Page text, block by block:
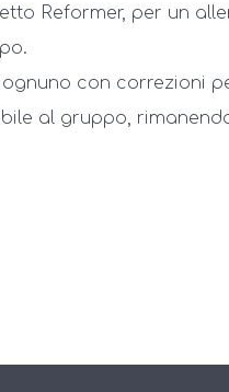
Reformer, per un
con correzioni
al gruppo,